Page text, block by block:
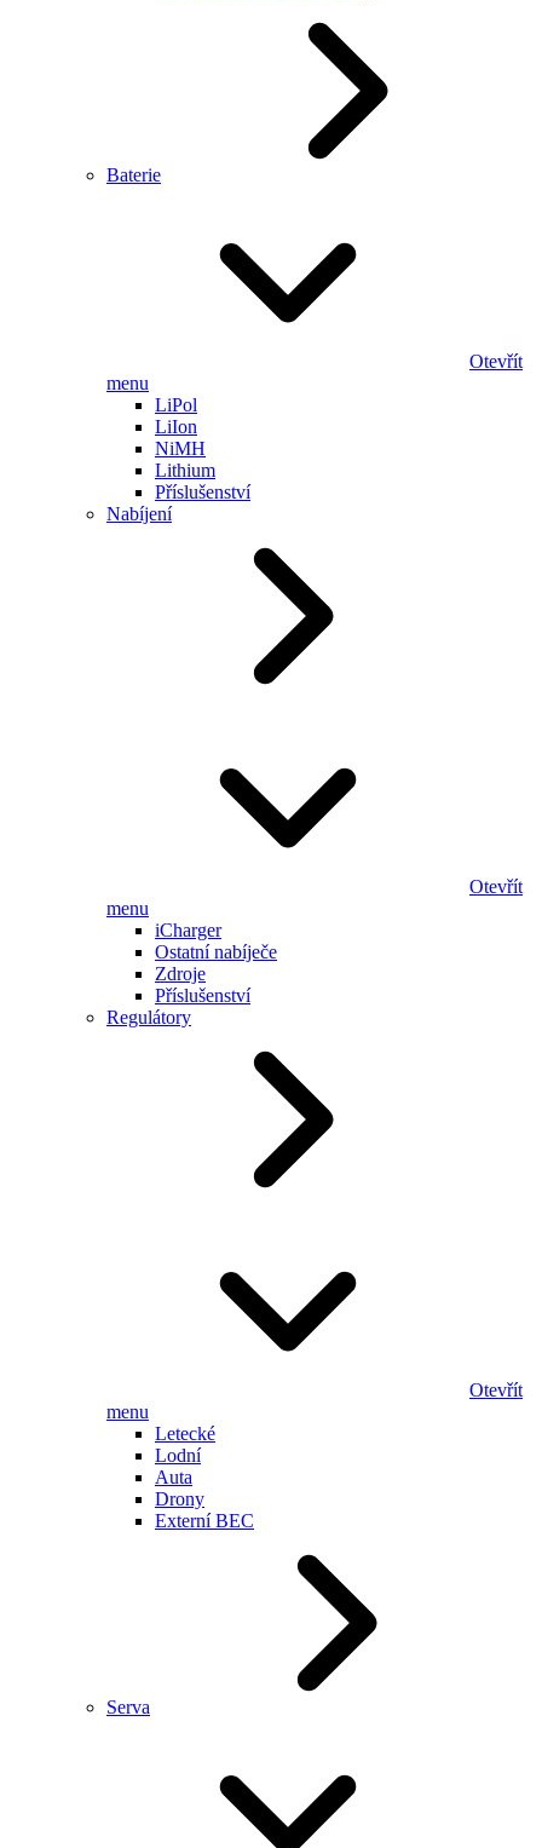
Baterie
Otevřít
menu
LiPol
LiIon
NiMH
Lithium
Příslušenství
Nabíjení
Otevřít
menu
iCharger
Ostatní nabíječe
Zdroje
Příslušenství
Regulátory
Otevřít
menu
Letecké
Lodní
Auta
Drony
Externí BEC
Serva